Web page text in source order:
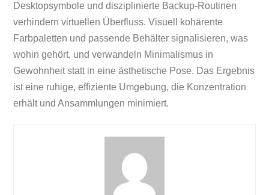
Desktopsymbole und disziplinierte Backup‑Routinen
verhindern virtuellen Überfluss. Visuell kohärente
Farbpaletten und passende Behälter signalisieren, was
wohin gehört, und verwandeln Minimalismus in
Gewohnheit statt in eine ästhetische Pose. Das Ergebnis
ist eine ruhige, effiziente Umgebung, die Konzentration
erhält und Ansammlungen minimiert.